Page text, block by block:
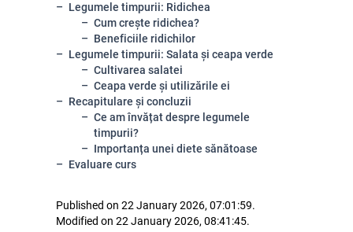
Legumele timpurii: Ridichea
Cum crește ridichea?
Beneficiile ridichilor
Legumele timpurii: Salata și ceapa verde
Cultivarea salatei
Ceapa verde și utilizările ei
Recapitulare și concluzii
Ce am învățat despre legumele
timpurii?
Importanța unei diete sănătoase
Evaluare curs
Published on 22 January 2026, 07:01:59.
Modified on 22 January 2026, 08:41:45.